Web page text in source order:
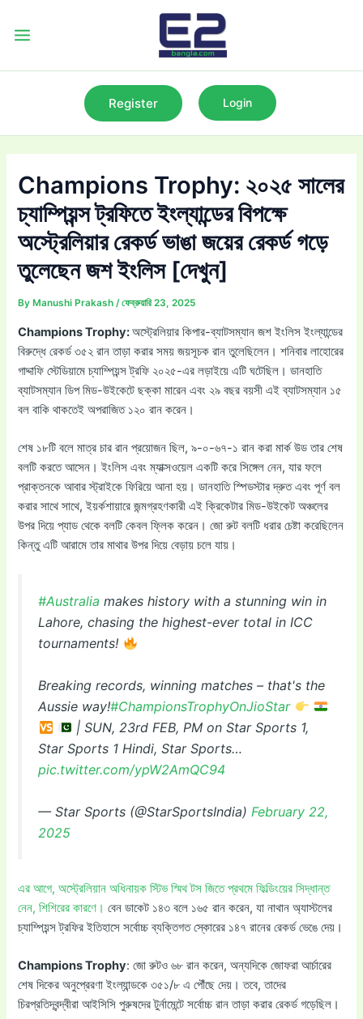
Register Login
Champions Trophy: ২০২৫ সালের
চ্যাম্পিয়ন্স ট্রফিতে ইংল্যান্ডের বিপক্ষে
অস্ট্রেলিয়ার রেকর্ড ভাঙা জয়ের রেকর্ড গড়ে
তুলেছেন জশ ইংলিস [দেখুন]
By Manushi Prakash/ফেব্রুয়ারি 23, 2025
Champions Trophy:অস্ট্রেলিয়ার কিপার-ব্যাটসম্যান জশ ইংলিস ইংল্যান্ডের
বিরুদ্ধে রেকর্ড ৩৫২ রান তাড়া করার সময় জয়সূচক রান তুলেছিলেন। শনিবার লাহোরের
গাদ্দাফি স্টেডিয়ামে চ্যাম্পিয়ন্স ট্রফি ২০২৫-এর লড়াইয়ে এটি ঘটেছিল। ডানহাতি
ব্যাটসম্যান ডিপ মিড-উইকেটে ছক্কা মারেন এবং ২৯ বছর বয়সী এই ব্যাটসম্যান ১৫
বল বাকি থাকতেই অপরাজিত ১২০ রান করেন।
শেষ ১৮টি বলে মাত্র চার রান প্রয়োজন ছিল, ৯-০-৬৭-১ রান করা মার্ক উড তার শেষ
বলটি করতে আসেন। ইংলিস এবং ম্যাক্সওয়েল একটি করে সিঙ্গেল নেন, যার ফলে
প্রাক্তনকে আবার স্ট্রাইকে ফিরিয়ে আনা হয়। ডানহাতি স্পিডস্টার দ্রুত এবং পূর্ণ বল
করার সাথে সাথে, ইয়র্কশায়ারে জন্মগ্রহণকারী এই ক্রিকেটার মিড-উইকেট অঞ্চলের
উপর দিয়ে প্যাড থেকে বলটি কেবল ফ্লিক করেন। জো রুট বলটি ধরার চেষ্টা করেছিলেন
কিন্তু এটি আরামে তার মাথার উপর দিয়ে বেড়ায় চলে যায়।
#Australia makes history with a stunning win in
Lahore, chasing the highest-ever total in ICC
tournaments!
Breaking records, winning matches – that's the
Aussie way!#ChampionsTrophyOnJioStar
| SUN, 23rd FEB, PM on Star Sports 1,
Star Sports 1 Hindi, Star Sports…
pic.twitter.com/ypW2AmQC94
— Star Sports (@StarSportsIndia)February 22,
2025
এর আগে, অস্ট্রেলিয়ান অধিনায়ক স্টিভ স্মিথ টস জিতে প্রথমে ফিল্ডিংয়ের সিদ্ধান্ত
নেন, শিশিরের কারণে।বেন ডাকেট ১৪৩ বলে ১৬৫ রান করেন, যা নাথান অ্যাস্টলের
চ্যাম্পিয়ন্স ট্রফির ইতিহাসে সর্বোচ্চ ব্যক্তিগত স্কোরের ১৪৭ রানের রেকর্ড ভেঙে দেয়।
Champions Trophy: জো রুটও ৬৮ রান করেন, অন্যদিকে জোফরা আর্চারের
শেষ দিকের অনুপ্রেরণা ইংল্যান্ডকে ৩৫১/৮ এ পৌঁছে দেয়। তবে, তাদের
চিরপ্রতিদ্বন্দ্বীরা আইসিসি পুরুষদের টুর্নামেন্টে সর্বোচ্চ রান তাড়া করার রেকর্ড গড়েছিল।